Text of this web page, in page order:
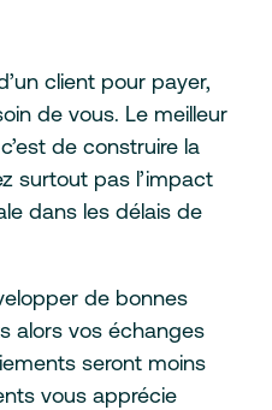
client pour payer,
de vous. Le meilleur
de construire la
surtout pas l’impact
dans les délais de
de bonnes
alors vos échanges
seront moins
vous apprécie